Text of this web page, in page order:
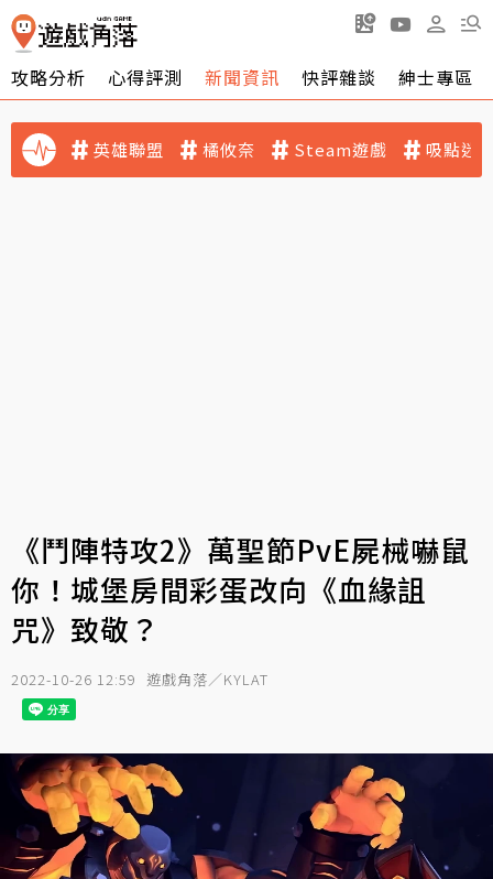
攻略分析 心得評測 新聞資訊 快評雜談 紳士專區
英雄聯盟 橘攸奈 Steam遊戲 吸點迷
《鬥陣特攻2》萬聖節PvE屍械嚇鼠
你！城堡房間彩蛋改向《血緣詛
咒》致敬？
2022-10-26 12:59 遊戲角落／KYLAT